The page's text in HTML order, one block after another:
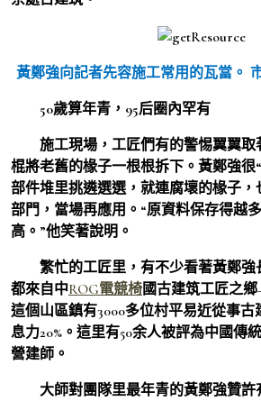
黃鄭強向記者先容施工常用的瓦當。
50歲算年青，95后圈內罕有
施工現場，工匠們有的警惕翼翼
棍將老舊的椽子一根根拆下。黃鄭強很
部件堆里挑遴選選，就連腐壞的椽子
部門，當場再應用。“原資料保存得越
高。”他笑著說明。
繁忙的工匠里，有不少看著黃鄭強
都來自中ROG電競椅國古建筑工匠之
這個山區鎮有3000多位村平易近從事
息力20%。這里有50余人被評為中國傳
營建師。
大師對團隊里最年青的黃鄭強贊許